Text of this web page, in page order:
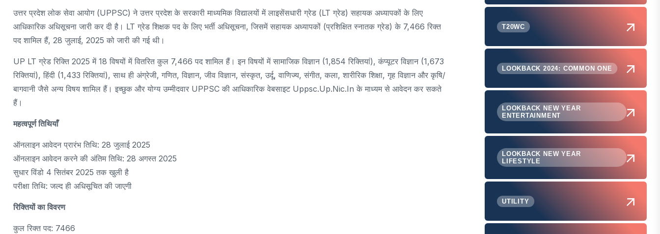
उत्तर प्रदेश लोक सेवा आयोग (UPPSC) ने उत्तर प्रदेश के सरकारी माध्यमिक विद्यालयों में लाइसेंसधारी ग्रेड (LT ग्रेड) सहायक अध्यापकों के लिए
आधिकारिक अधिसूचना जारी कर दी है। LT ग्रेड शिक्षक पद के लिए भर्ती अधिसूचना, जिसमें सहायक अध्यापकों (प्रशिक्षित स्नातक ग्रेड) के 7,466 रिक्त
पद शामिल हैं, 28 जुलाई, 2025 को जारी की गई थी।
UP LT ग्रेड रिक्ति 2025 में 18 विषयों में वितरित कुल 7,466 पद शामिल हैं। इन विषयों में सामाजिक विज्ञान (1,854 रिक्तियां), कंप्यूटर विज्ञान (1,673
रिक्तियां), हिंदी (1,433 रिक्तियां), साथ ही अंग्रेजी, गणित, विज्ञान, जीव विज्ञान, संस्कृत, उर्दू, वाणिज्य, संगीत, कला, शारीरिक शिक्षा, गृह विज्ञान और कृषि/
बागवानी जैसे अन्य विषय शामिल हैं। इच्छुक और योग्य उम्मीदवार UPPSC की आधिकारिक वेबसाइट Uppsc.up.nic.in के माध्यम से आवेदन कर सकते
हैं।
महत्वपूर्ण तिथियाँ
ऑनलाइन आवेदन प्रारंभ तिथि: 28 जुलाई 2025
ऑनलाइन आवेदन करने की अंतिम तिथि: 28 अगस्त 2025
सुधार विंडो 4 सितंबर 2025 तक खुली है
परीक्षा तिथि: जल्द ही अधिसूचित की जाएगी
रिक्तियों का विवरण
कुल रिक्त पद: 7466
T20WC
LOOKBACK 2024: COMMON ONE
LOOKBACK NEW YEAR
ENTERTAINMENT
LOOKBACK NEW YEAR
LIFESTYLE
UTILITY